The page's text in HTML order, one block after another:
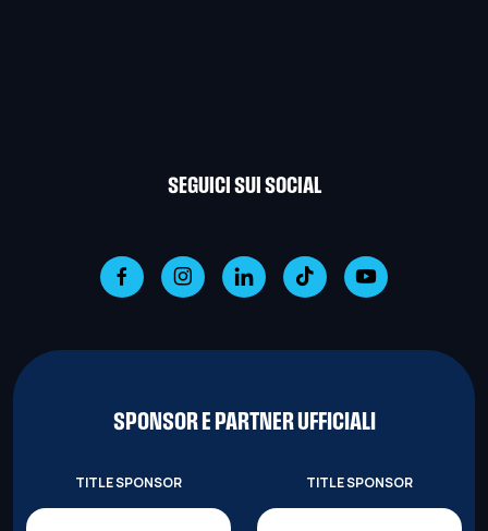
SEGUICI SUI SOCIAL
SPONSOR E PARTNER UFFICIALI
TITLE SPONSOR TITLE SPONSOR